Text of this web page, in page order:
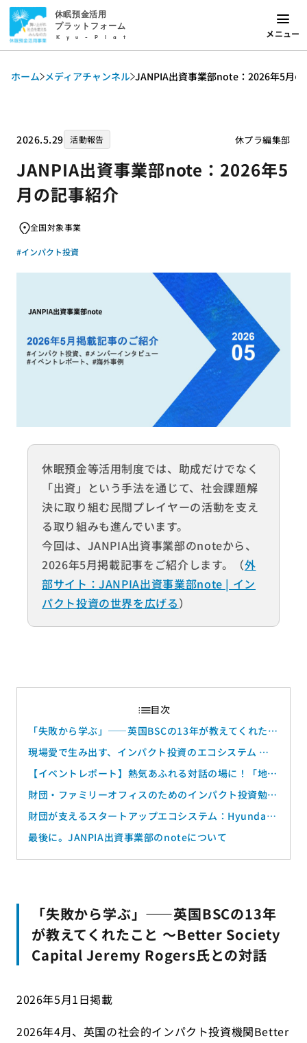
休眠預金活用
プラットフォーム
Kyu-Plat メニュー
ホーム メディアチャンネル JANPIA出資事業部note：2026年5月の
2026.5.29 活動報告 休プラ編集部
JANPIA出資事業部note：2026年5
月の記事紹介
全国対象事業
#インパクト投資
休眠預金等活用制度では、助成だけでなく
「出資」という手法を通じて、社会課題解
決に取り組む民間プレイヤーの活動を支え
る取り組みも進んでいます。
今回は、JANPIA出資事業部のnoteから、
2026年5月掲載記事をご紹介します。（外
部サイト：JANPIA出資事業部note | イン
パクト投資の世界を広げる）
「失敗から学ぶ」――英国BSCの13年が教えてくれたこ
と ～Better Society Capital Jeremy Rogers氏との対
現場愛で生み出す、インパクト投資のエコシステム ―
芦田 一毅（JANPIAメンバーインタビュー）
【イベントレポート】熱気あふれる対話の場に！「地域
金融機関が切り拓くインパクト投資の最前線」を開催し
財団・ファミリーオフィスのためのインパクト投資勉強
会 #2を開催（6/4）します
財団が支えるスタートアップエコシステム：Hyundai
MotorChung Mong-Koo 財団の挑戦
最後に。JANPIA出資事業部のnoteについて
「失敗から学ぶ」――英国BSCの13年
が教えてくれたこと ～Better Society
Capital Jeremy Rogers氏との対話
2026年5月1日掲載
2026年4月、英国の社会的インパクト投資機関Better